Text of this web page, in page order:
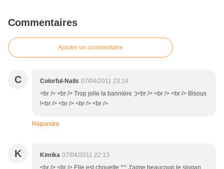
Commentaires
Ajouter un commentaire
C Colorful-Nails 07/04/2011 23:14
<br /> <br /> Trop jolie la bannière :)<br /> <br /> <br /> Bisous
!<br /> <br /> <br /> <br />
Répondre
K Kimika 07/04/2011 22:13
<br /> <br /> Elle est chouette ^^ J'aime beaucoup le slogan